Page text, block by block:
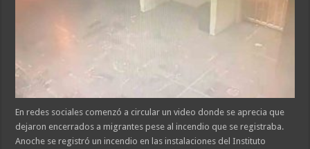
En redes sociales comenzó a circular un video donde se aprecia que
dejaron encerrados a migrantes pese al incendio que se registraba.
Anoche se registró un incendio en las instalaciones del Instituto